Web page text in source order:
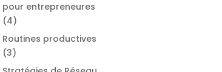
pour entrepreneures
(4)
Routines productives
(3)